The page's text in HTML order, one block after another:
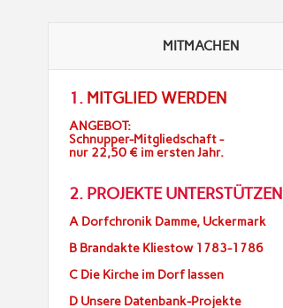
MITMACHEN
1. MITGLIED WERDEN
ANGEBOT:
Schnupper-Mitgliedschaft -
nur 22,50 € im ersten Jahr.
2. PROJEKTE UNTERSTÜTZEN
A Dorfchronik Damme, Uckermark
B Brandakte Kliestow 1783-1786
C Die Kirche im Dorf lassen
D Unsere Datenbank-Projekte